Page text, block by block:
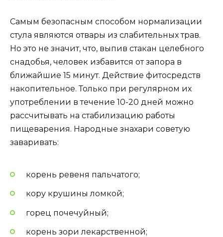
Самым безопасным способом нормализации
стула являются отвары из слабительных трав.
Но это не значит, что, выпив стакан целебного
снадобья, человек избавится от запора в
ближайшие 15 минут. Действие фитосредств
накопительное. Только при регулярном их
употреблении в течение 10-20 дней можно
рассчитывать на стабилизацию работы
пищеварения. Народные знахари советую
заваривать:
корень ревеня пальчатого;
кору крушины ломкой;
горец почечуйный;
корень зори лекарственной;